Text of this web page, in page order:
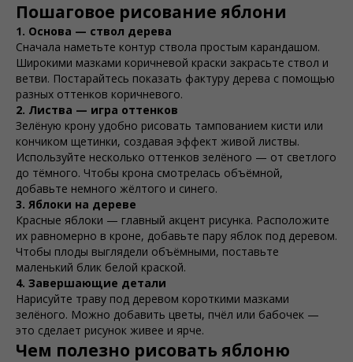
Пошаговое рисование яблони
1. Основа — ствол дерева
Сначала наметьте контур ствола простым карандашом.
Широкими мазками коричневой краски закрасьте ствол и
ветви. Постарайтесь показать фактуру дерева с помощью
разных оттенков коричневого.
2. Листва — игра оттенков
Зелёную крону удобно рисовать тампованием кисти или
кончиком щетинки, создавая эффект живой листвы.
Используйте несколько оттенков зелёного — от светлого
до тёмного. Чтобы крона смотрелась объёмной,
добавьте немного жёлтого и синего.
3. Яблоки на дереве
Красные яблоки — главный акцент рисунка. Расположите
их равномерно в кроне, добавьте пару яблок под деревом.
Чтобы плоды выглядели объёмными, поставьте
маленький блик белой краской.
4. Завершающие детали
Нарисуйте траву под деревом короткими мазками
зелёного. Можно добавить цветы, пчёл или бабочек —
это сделает рисунок живее и ярче.
Чем полезно рисовать яблоню